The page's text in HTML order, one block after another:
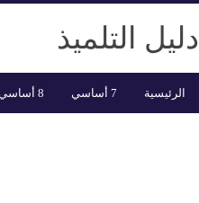
دليل التلميذ
الرئيسية 7 أساسي 8 أساسي